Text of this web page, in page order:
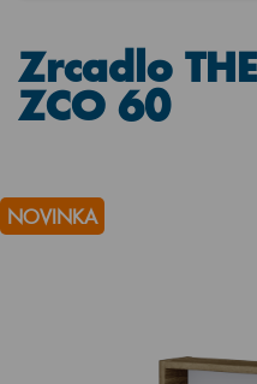
Zrcadlo
ZCO 60
NOVINKA